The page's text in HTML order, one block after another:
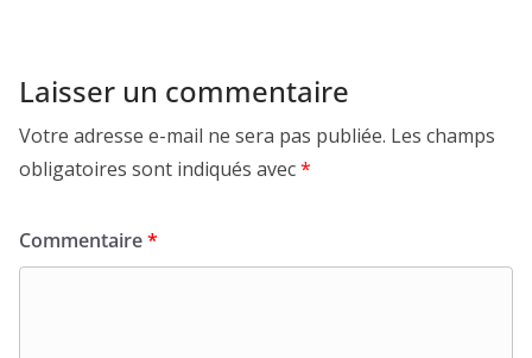
Laisser un commentaire
Votre adresse e-mail ne sera pas publiée. Les champs
obligatoires sont indiqués avec*
Commentaire*